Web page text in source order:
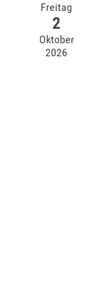
Freitag
2
Oktober
2026